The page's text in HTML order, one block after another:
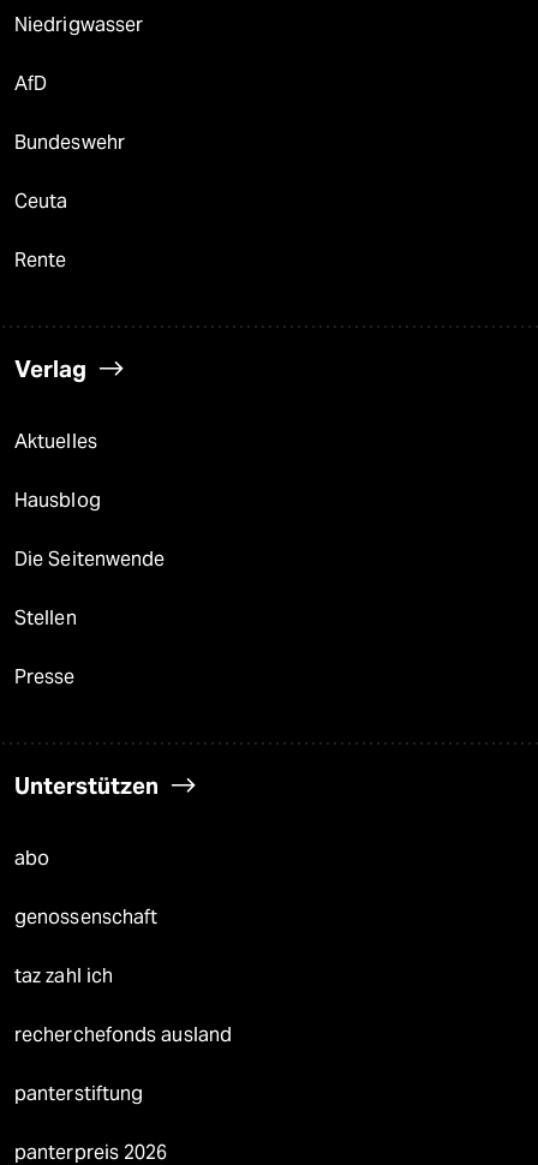
Niedrigwasser
AfD
Bundeswehr
Ceuta
Rente
Verlag
Aktuelles
Hausblog
Die Seitenwende
Stellen
Presse
Unterstützen
abo
genossenschaft
taz zahl ich
recherchefonds ausland
panterstiftung
panterpreis 2026